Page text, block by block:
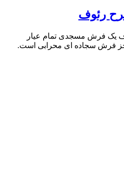
رئوف
یک فرش مسجدی تمام عیار
فرش سجاده ای محرابی است.